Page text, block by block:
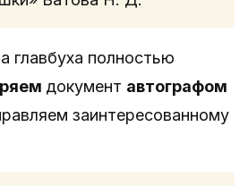
главбуха полностью
документ автографом
заинтересованному